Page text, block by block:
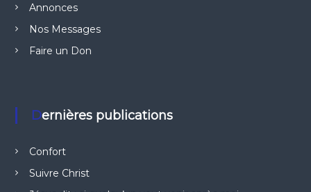
Annonces
Nos Messages
Faire un Don
Dernières publications
Confort
Suivre Christ